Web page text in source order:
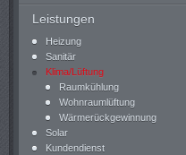
Leistungen
Heizung
Sanitär
Klima/Lüftung
Raumkühlung
Wohnraumlüftung
Wärmerückgewinnung
Solar
Kundendienst